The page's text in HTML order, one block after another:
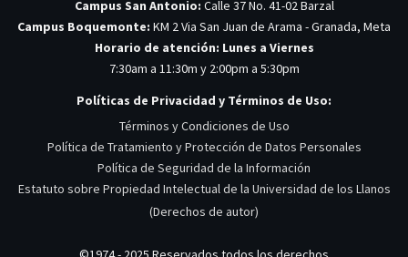
Campus San Antonio: Calle 37 No. 41-02 Barzal
Campus Boquemonte: KM 2 Via San Juan de Arama - Granada, Meta
Horario de atención: Lunes a Viernes
7:30am a 11:30m y 2:00pm a 5:30pm
Políticas de Privacidad y Términos de Uso:
Términos y Condiciones de Uso
Política de Tratamiento y Protección de Datos Personales
Política de Seguridad de la Información
Estatuto sobre Propiedad Intelectual de la Universidad de los Llanos
(Derechos de autor)